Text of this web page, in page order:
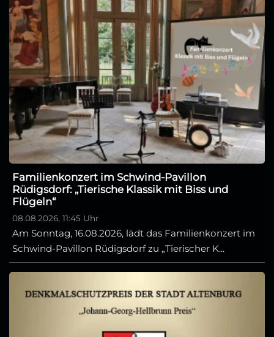
Familienkonzert im Schwind-Pavillon
Rüdigsdorf: „Tierische Klassik mit Biss und
Flügeln“
08.08.2026, 11:45 Uhr
Am Sonntag, 16.08.2026, lädt das Familienkonzert im
Schwind-Pavillon Rüdigsdorf zu „Tierischer K...